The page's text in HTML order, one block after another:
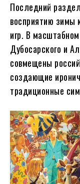
Последний
восприятию зимы
игр. В
Дубосарского и
совмещены
создающие
традиционные